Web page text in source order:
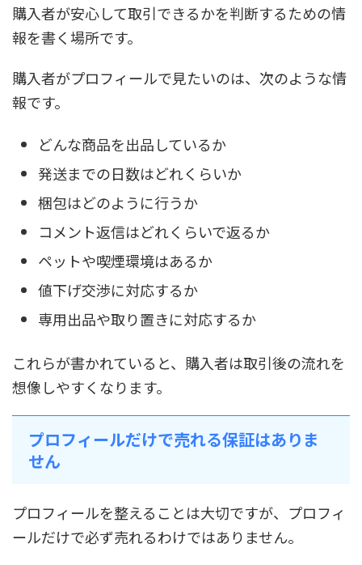
購入者が安心して取引できるかを判断するための情
報を書く場所です。
購入者がプロフィールで見たいのは、次のような情
報です。
どんな商品を出品しているか
発送までの日数はどれくらいか
梱包はどのように行うか
コメント返信はどれくらいで返るか
ペットや喫煙環境はあるか
値下げ交渉に対応するか
専用出品や取り置きに対応するか
これらが書かれていると、購入者は取引後の流れを
想像しやすくなります。
プロフィールだけで売れる保証はありま
せん
プロフィールを整えることは大切ですが、プロフィ
ールだけで必ず売れるわけではありません。